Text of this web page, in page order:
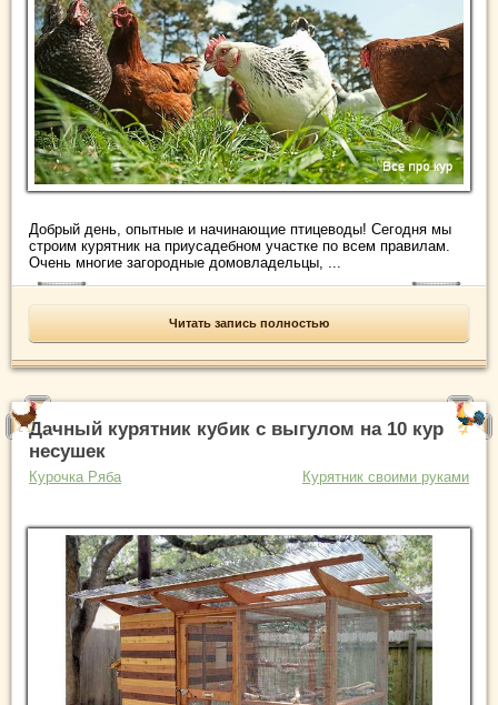
Добрый день, опытные и начинающие птицеводы! Сегодня мы
строим курятник на приусадебном участке по всем правилам.
Очень многие загородные домовладельцы, ...
Читать запись полностью
Дачный курятник кубик с выгулом на 10 кур
несушек
Курочка Ряба Курятник своими руками